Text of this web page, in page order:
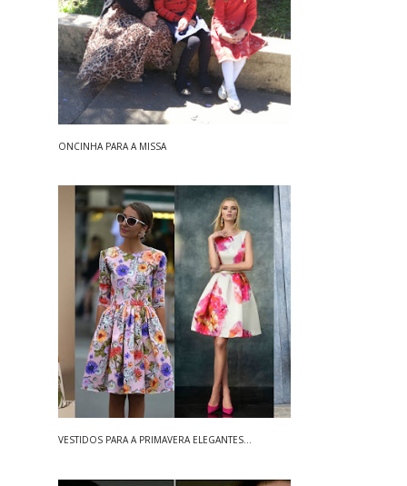
ONCINHA PARA A MISSA
VESTIDOS PARA A PRIMAVERA ELEGANTES...